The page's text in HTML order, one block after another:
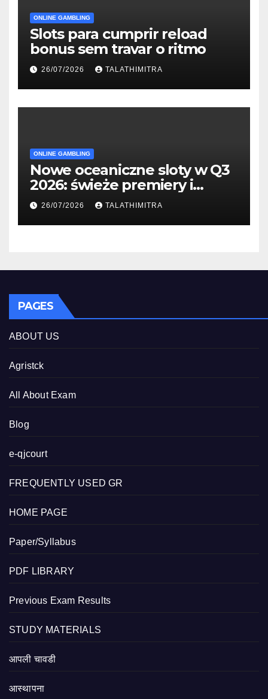
ONLINE GAMBLING
Slots para cumprir reload
bonus sem travar o ritmo
26/07/2026 TALATHIMITRA
ONLINE GAMBLING
Nowe oceaniczne sloty w Q3
2026: świeże premiery i
studia
26/07/2026 TALATHIMITRA
PAGES
ABOUT US
Agristck
All About Exam
Blog
e-qjcourt
FREQUENTLY USED GR
HOME PAGE
Paper/Syllabus
PDF LIBRARY
Previous Exam Results
STUDY MATERIALS
आपली चावडी
आस्थापना